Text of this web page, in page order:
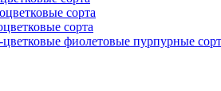
сорта
сорта
фиолетовые пурпурные